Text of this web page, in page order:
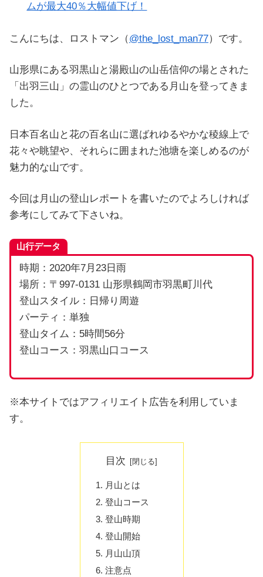
ムが最大40％大幅値下げ！
こんにちは、ロストマン（@the_lost_man77）です。
山形県にある羽黒山と湯殿山の山岳信仰の場とされた
「出羽三山」の霊山のひとつである月山を登ってきま
した。
日本百名山と花の百名山に選ばれゆるやかな稜線上で
花々や眺望や、それらに囲まれた池塘を楽しめるのが
魅力的な山です。
今回は月山の登山レポートを書いたのでよろしければ
参考にしてみて下さいね。
山行データ
時期：2020年7月23日雨
場所：〒997-0131 山形県鶴岡市羽黒町川代
登山スタイル：日帰り周遊
パーティ：単独
登山タイム：5時間56分
登山コース：羽黒山口コース
※本サイトではアフィリエイト広告を利用していま
す。
目次
月山とは
登山コース
登山時期
登山開始
月山山頂
注意点